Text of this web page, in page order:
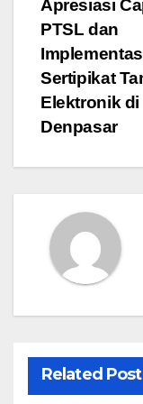
pos
Apresiasi
PTSL dan
Sertipikat
Elektronik di
Denpasar
Related Post